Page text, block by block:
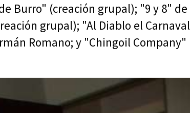
Burro" (creación grupal); "9 y 8" de
grupal); "Al Diablo el Carnaval
Romano; y "Chingoil Company"